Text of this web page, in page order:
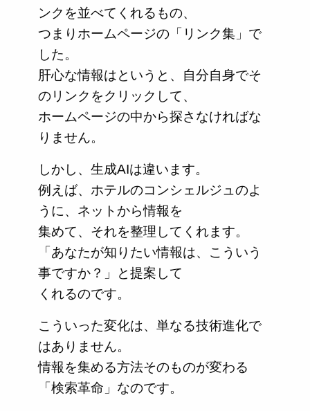
ンクを並べてくれるもの、
つまりホームページの「リンク集」で
した。
肝心な情報はというと、自分自身でそ
のリンクをクリックして、
ホームページの中から探さなければな
りません。
しかし、生成AIは違います。
例えば、ホテルのコンシェルジュのよ
うに、ネットから情報を
集めて、それを整理してくれます。
「あなたが知りたい情報は、こういう
事ですか？」と提案して
くれるのです。
こういった変化は、単なる技術進化で
はありません。
情報を集める方法そのものが変わる
「検索革命」なのです。